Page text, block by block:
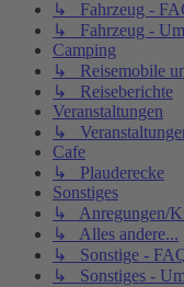
↳ Fahrzeug -
↳ Fahrzeug -
Camping
↳ Reisemobile
↳ Reiseberichte
Veranstaltungen
↳
Cafe
↳ Plauderecke
Sonstiges
↳ Anregungen/
↳ Alles andere...
↳ Sonstige -
↳ Sonstiges -